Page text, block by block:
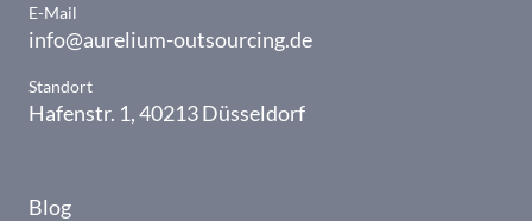
E-Mail
info@aurelium-outsourcing.de
Standort
Hafenstr. 1, 40213 Düsseldorf
Blog